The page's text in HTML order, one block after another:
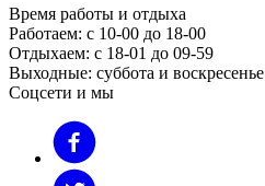
Время работы и отдыха
Работаем: с 10-00 до 18-00
Отдыхаем: с 18-01 до 09-59
Выходные: суббота и воскресенье
Соцсети и мы